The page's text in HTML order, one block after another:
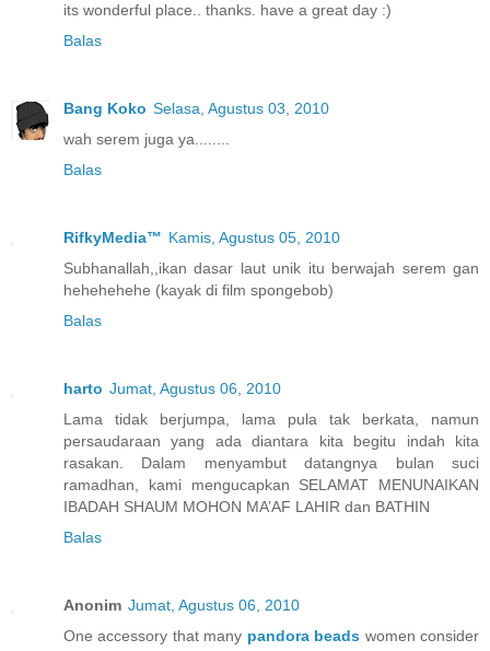
its wonderful place.. thanks. have a great day :)
Balas
Bang Koko Selasa, Agustus 03, 2010
wah serem juga ya........
Balas
RifkyMedia™ Kamis, Agustus 05, 2010
Subhanallah,,ikan dasar laut unik itu berwajah serem gan
hehehehehe (kayak di film spongebob)
Balas
harto Jumat, Agustus 06, 2010
Lama tidak berjumpa, lama pula tak berkata, namun
persaudaraan yang ada diantara kita begitu indah kita
rasakan. Dalam menyambut datangnya bulan suci
ramadhan, kami mengucapkan SELAMAT MENUNAIKAN
IBADAH SHAUM MOHON MA’AF LAHIR dan BATHIN
Balas
Anonim Jumat, Agustus 06, 2010
One accessory that many pandora beads women consider